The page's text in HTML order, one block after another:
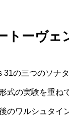
トーヴェ
31の三つのソナ
式の実験を重ね
のワルシュタイ